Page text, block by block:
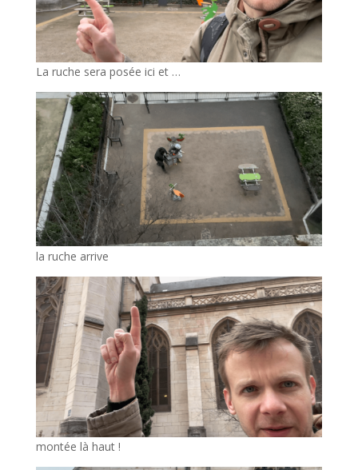
La ruche sera posée ici et …
la ruche arrive
montée là haut !